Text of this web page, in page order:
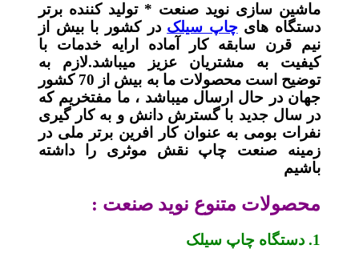
ماشین سازی نوید صنعت * تولید کننده برتر
دستگاه هایچاپ سیلک در کشور با بیش از
نیم قرن سابقه کار آماده ارایه خدمات با
کیفیت به مشتریان عزیز میباشد.لازم به
توضیح است محصولات ما به بیش از 70 کشور
جهان در حال ارسال میباشد ، ما مفتخریم که
در سال جدید با گسترش دانش و به کار گیری
نفرات بومی به عنوان کار افرین برتر ملی در
زمینه صنعت چاپ نقش موثری را داشته
باشیم
محصولات متنوع نوید صنعت :
1. دستگاه چاپ سیلک